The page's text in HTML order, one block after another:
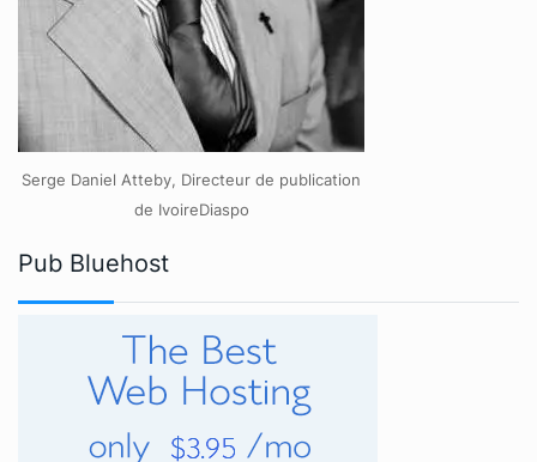
Serge Daniel Atteby, Directeur de publication
de IvoireDiaspo
Pub Bluehost